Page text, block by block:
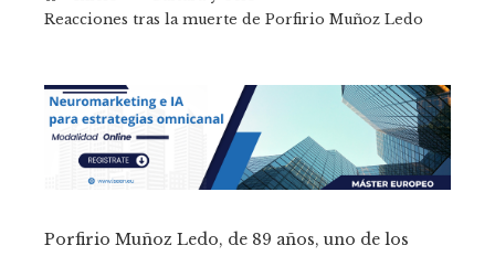
Reacciones tras la muerte de Porfirio Muñoz Ledo
Porfirio Muñoz Ledo, de 89 años, uno de los